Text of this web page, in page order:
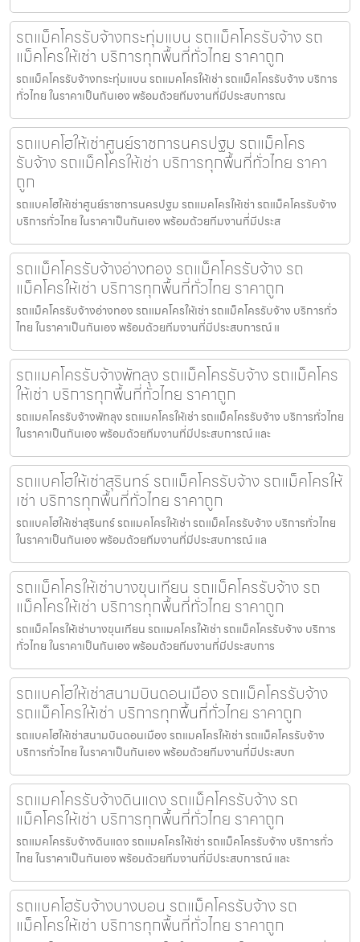
รถแม็คโครรับจ้างกระทุ่มแบน รถแม็คโครรับจ้าง รถ
แม็คโครให้เช่า บริการทุกพื้นที่ทั่วไทย ราคาถูก
รถแม็คโครรับจ้างกระทุ่มแบน รถแมคโครให้เช่า รถแม็คโครรับจ้าง บริการ
ทั่วไทย ในราคาเป็นกันเอง พร้อมด้วยทีมงานที่มีประสบการณ
รถแบคโฮให้เช่าศูนย์ราชการนครปฐม รถแม็คโคร
รับจ้าง รถแม็คโครให้เช่า บริการทุกพื้นที่ทั่วไทย ราคา
ถูก
รถแบคโฮให้เช่าศูนย์ราชการนครปฐม รถแมคโครให้เช่า รถแม็คโครรับจ้าง
บริการทั่วไทย ในราคาเป็นกันเอง พร้อมด้วยทีมงานที่มีประส
รถแม็คโครรับจ้างอ่างทอง รถแม็คโครรับจ้าง รถ
แม็คโครให้เช่า บริการทุกพื้นที่ทั่วไทย ราคาถูก
รถแม็คโครรับจ้างอ่างทอง รถแมคโครให้เช่า รถแม็คโครรับจ้าง บริการทั่ว
ไทย ในราคาเป็นกันเอง พร้อมด้วยทีมงานที่มีประสบการณ์ แ
รถแมคโครรับจ้างพัทลุง รถแม็คโครรับจ้าง รถแม็คโคร
ให้เช่า บริการทุกพื้นที่ทั่วไทย ราคาถูก
รถแมคโครรับจ้างพัทลุง รถแมคโครให้เช่า รถแม็คโครรับจ้าง บริการทั่วไทย
ในราคาเป็นกันเอง พร้อมด้วยทีมงานที่มีประสบการณ์ และ
รถแบคโฮให้เช่าสุรินทร์ รถแม็คโครรับจ้าง รถแม็คโครให้
เช่า บริการทุกพื้นที่ทั่วไทย ราคาถูก
รถแบคโฮให้เช่าสุรินทร์ รถแมคโครให้เช่า รถแม็คโครรับจ้าง บริการทั่วไทย
ในราคาเป็นกันเอง พร้อมด้วยทีมงานที่มีประสบการณ์ แล
รถแม็คโครให้เช่าบางขุนเทียน รถแม็คโครรับจ้าง รถ
แม็คโครให้เช่า บริการทุกพื้นที่ทั่วไทย ราคาถูก
รถแม็คโครให้เช่าบางขุนเทียน รถแมคโครให้เช่า รถแม็คโครรับจ้าง บริการ
ทั่วไทย ในราคาเป็นกันเอง พร้อมด้วยทีมงานที่มีประสบการ
รถแบคโฮให้เช่าสนามบินดอนเมือง รถแม็คโครรับจ้าง
รถแม็คโครให้เช่า บริการทุกพื้นที่ทั่วไทย ราคาถูก
รถแบคโฮให้เช่าสนามบินดอนเมือง รถแมคโครให้เช่า รถแม็คโครรับจ้าง
บริการทั่วไทย ในราคาเป็นกันเอง พร้อมด้วยทีมงานที่มีประสบก
รถแมคโครรับจ้างดินแดง รถแม็คโครรับจ้าง รถ
แม็คโครให้เช่า บริการทุกพื้นที่ทั่วไทย ราคาถูก
รถแมคโครรับจ้างดินแดง รถแมคโครให้เช่า รถแม็คโครรับจ้าง บริการทั่ว
ไทย ในราคาเป็นกันเอง พร้อมด้วยทีมงานที่มีประสบการณ์ และ
รถแบคโฮรับจ้างบางบอน รถแม็คโครรับจ้าง รถ
แม็คโครให้เช่า บริการทุกพื้นที่ทั่วไทย ราคาถูก